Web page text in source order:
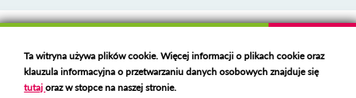
Deklaracja dostępności
Polski serwer RBLhttps://polspam.pl/
Ta witryna używa plików cookie. Więcej informacji o plikach cookie oraz
klauzula informacyjna o przetwarzaniu danych osobowych znajduje się
tutajoraz w stopce na naszej stronie.